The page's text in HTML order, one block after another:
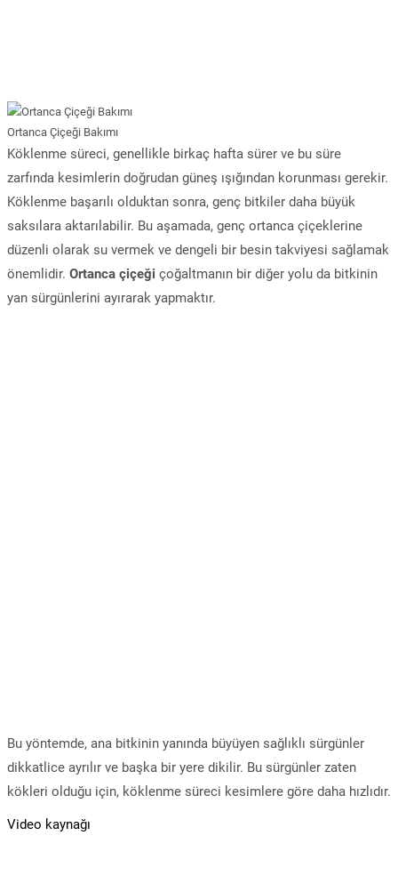
Ortanca Çiçeği Bakımı
Köklenme süreci, genellikle birkaç hafta sürer ve bu süre
zarfında kesimlerin doğrudan güneş ışığından korunması gerekir.
Köklenme başarılı olduktan sonra, genç bitkiler daha büyük
saksılara aktarılabilir. Bu aşamada, genç ortanca çiçeklerine
düzenli olarak su vermek ve dengeli bir besin takviyesi sağlamak
önemlidir. Ortanca çiçeği çoğaltmanın bir diğer yolu da bitkinin
yan sürgünlerini ayırarak yapmaktır.
Bu yöntemde, ana bitkinin yanında büyüyen sağlıklı sürgünler
dikkatlice ayrılır ve başka bir yere dikilir. Bu sürgünler zaten
kökleri olduğu için, köklenme süreci kesimlere göre daha hızlıdır.
Video kaynağı